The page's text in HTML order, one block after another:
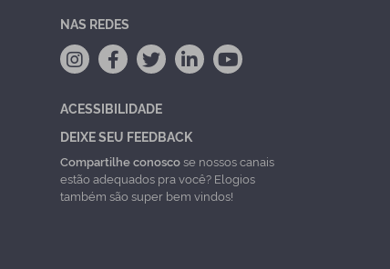
NAS REDES
ACESSIBILIDADE
DEIXE SEU FEEDBACK
Compartilhe conoscose nossos canais
estão adequados pra você? Elogios
também são super bem vindos!